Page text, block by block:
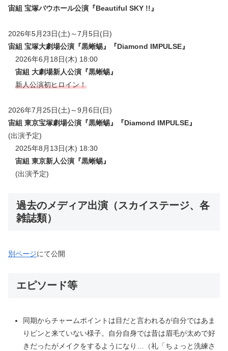
宙組 宝塚バウホール公演『Beautiful SKY !!』
2026年5月23日(土)～7月5日(日)
宙組 宝塚大劇場公演『黒蜥蜴』『Diamond IMPULSE』
2026年6月18日(木) 18:00
宙組 大劇場新人公演『黒蜥蜴』
新人公演初ヒロイン！
2026年7月25日(土)～9月6日(日)
宙組 東京宝塚劇場公演 『黒蜥蜴』『Diamond IMPULSE』
(出演予定)
2025年8月13日(木) 18:30
宙組 東京新人公演 『黒蜥蜴』
(出演予定)
過去のメディア出演（スカイステージ、各
雑誌類）
別ページにて公開
エピソード等
同期からチャームポイントは目だと言われるが自分ではあま
りピンと来ていない様子。自分自身では昔は眉毛が太めで好
きだったがメイクをするようになり…（礼「ちょっと洗練さ